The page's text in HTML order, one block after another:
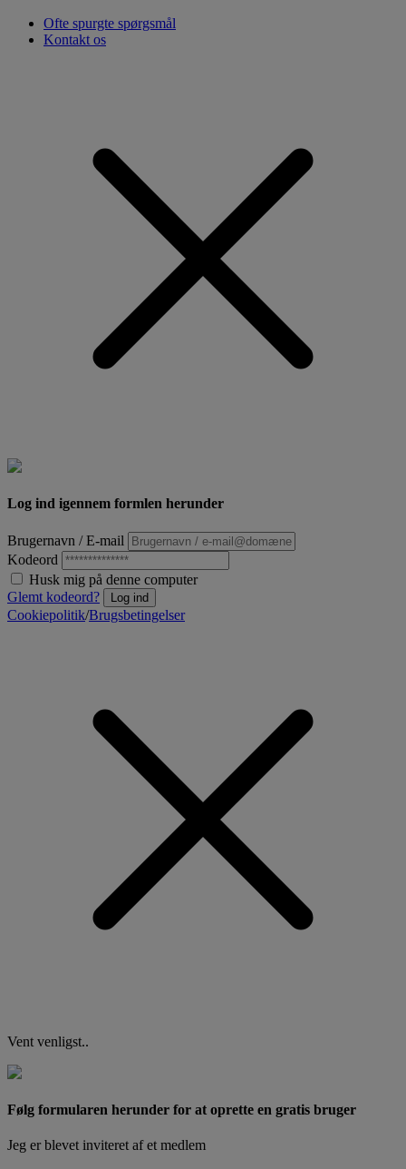
Ofte spurgte spørgsmål
Kontakt os
Log ind igennem formlen herunder
Brugernavn / E-mail
Kodeord
Husk mig på denne computer
Glemt kodeord?
Log ind
Cookiepolitik/Brugsbetingelser
Vent venligst..
Følg formularen herunder for at oprette en gratis bruger
Jeg er blevet inviteret af et medlem